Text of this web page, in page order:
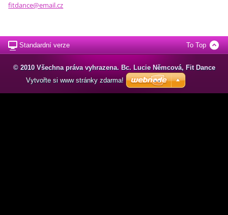
fitdance@email.cz
Standardní verze To Top
© 2010 Všechna práva vyhrazena. Bc. Lucie Němcová, Fit Dance
Vytvořte si www stránky zdarma!